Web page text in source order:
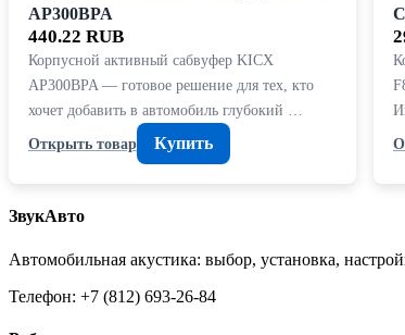
AP300BPA
440.22 RUB
Корпусной активный сабвуфер KICX
AP300BPA — готовое решение для тех, кто
хочет добавить в автомобиль глубокий …
Открыть товар
Купить
ЗвукАвто
Автомобильная акустика: выбор, установка,
Телефон: +7 (812) 693-26-84